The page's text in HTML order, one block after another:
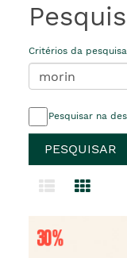
Critérios da
Pesquisar na